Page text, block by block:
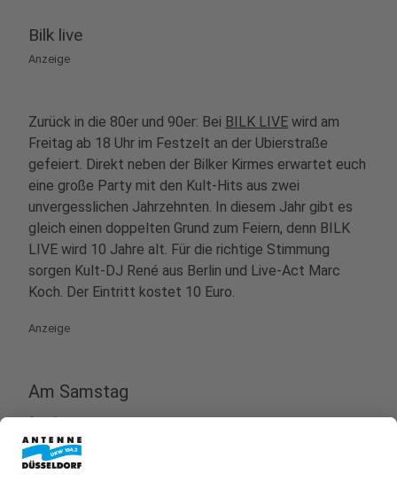
Bilk live
Anzeige
Zurück in die 80er und 90er: Bei BILK LIVE wird am
Freitag ab 18 Uhr im Festzelt an der Ubierstraße
gefeiert. Direkt neben der Bilker Kirmes erwartet euch
eine große Party mit den Kult-Hits aus zwei
unvergesslichen Jahrzehnten. In diesem Jahr gibt es
gleich einen doppelten Grund zum Feiern, denn BILK
LIVE wird 10 Jahre alt. Für die richtige Stimmung
sorgen Kult-DJ René aus Berlin und Live-Act Marc
Koch. Der Eintritt kostet 10 Euro.
Anzeige
Am Samstag
Anzeige